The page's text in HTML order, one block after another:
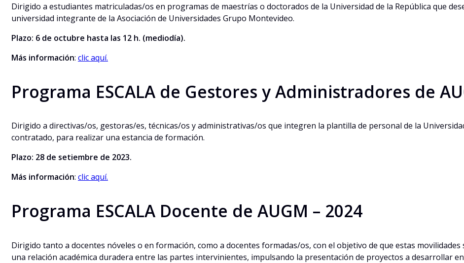
Dirigido a estudiantes matriculadas/os en programas de maestrías o doctorados de la Universidad de la República que
universidad integrante de la Asociación de Universidades Grupo Montevideo.
Plazo: 6 de octubre hasta las 12 h. (mediodía).
Más información: clic aquí.
Programa ESCALA de Gestores y Administradores de
Dirigido a directivas/os, gestoras/es, técnicas/os y administrativas/os que integren la plantilla de personal de la
contratado, para realizar una estancia de formación.
Plazo: 28 de setiembre de 2023.
Más información: clic aquí.
Programa ESCALA Docente de AUGM – 2024
Dirigido tanto a docentes nóveles o en formación, como a docentes formadas/os, con el objetivo de que estas
una relación académica duradera entre las partes intervinientes, impulsando la presentación de proyectos a desarrollar